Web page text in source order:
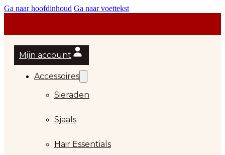
Ga naar hoofdinhoud Ga naar voettekst
Mijn account
Accessoires
Sieraden
Sjaals
Hair Essentials